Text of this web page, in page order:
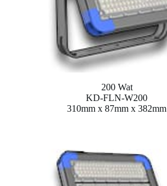
200 Wat
KD-FLN-W200
310mm x 87mm x 382mm